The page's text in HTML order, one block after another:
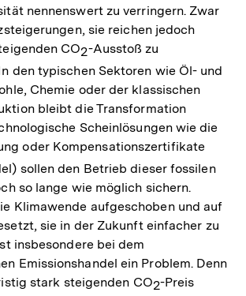
nennenswert zu verringern. Zwar
sie reichen jedoch
CO2-Ausstoß zu
den typischen Sektoren wie Öl- und
Chemie oder der klassischen
bleibt die Transformation
Scheinlösungen wie die
oder Kompensationszertifikate
sollen den Betrieb dieser fossilen
so lange wie möglich sichern.
Klimawende aufgeschoben und auf
sie in der Zukunft einfacher zu
insbesondere bei dem
Emissionshandel ein Problem. Denn
stark steigenden CO2-Preis